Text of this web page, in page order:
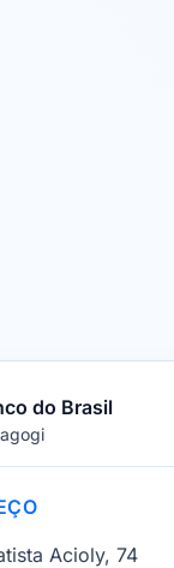
do Brasil
Acioly, 74